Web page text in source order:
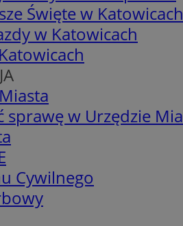
Święte w Katowicach
w Katowicach
sprawę w Urzędzie
Cywilnego